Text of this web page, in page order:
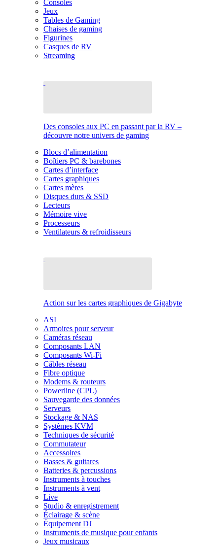
Consoles
Jeux
Tables de Gaming
Chaises de gaming
Figurines
Casques de RV
Streaming
Des consoles aux PC en passant par la RV –
découvre notre univers de gaming
Blocs d’alimentation
Boîtiers PC & barebones
Cartes d’interface
Cartes graphiques
Cartes mères
Disques durs & SSD
Lecteurs
Mémoire vive
Processeurs
Ventilateurs & refroidisseurs
Action sur les cartes graphiques de Gigabyte
ASI
Armoires pour serveur
Caméras réseau
Composants LAN
Composants Wi-Fi
Câbles réseau
Fibre optique
Modems & routeurs
Powerline (CPL)
Sauvegarde des données
Serveurs
Stockage & NAS
Systèmes KVM
Techniques de sécurité
Commutateur
Accessoires
Basses & guitares
Batteries & percussions
Instruments à touches
Instruments à vent
Live
Studio & enregistrement
Éclairage & scène
Équipement DJ
Instruments de musique pour enfants
Jeux musicaux